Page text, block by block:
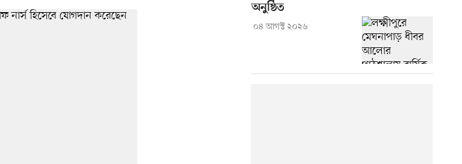
অনুষ্ঠিত
০৪ আগস্ট ২০২৬